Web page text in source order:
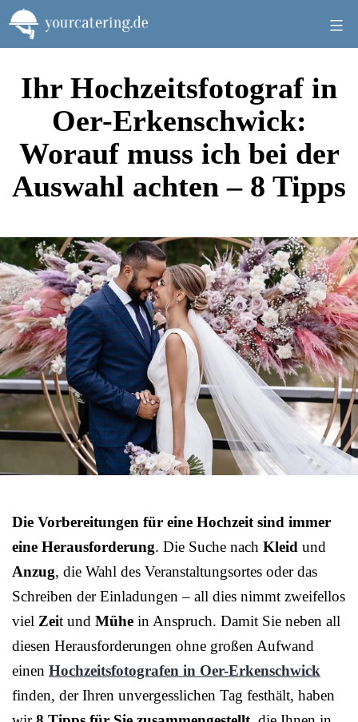
Zum
Inhalt
springen
Ihr Hochzeitsfotograf in
Oer-Erkenschwick:
Worauf muss ich bei der
Auswahl achten – 8 Tipps
Die Vorbereitungen für eine Hochzeit sind immer
eine Herausforderung. Die Suche nach Kleid und
Anzug, die Wahl des Veranstaltungsortes oder das
Schreiben der Einladungen – all dies nimmt zweifellos
viel Zeit und Mühe in Anspruch. Damit Sie neben all
diesen Herausforderungen ohne großen Aufwand
einen Hochzeitsfotografen in Oer-Erkenschwick
finden, der Ihren unvergesslichen Tag festhält, haben